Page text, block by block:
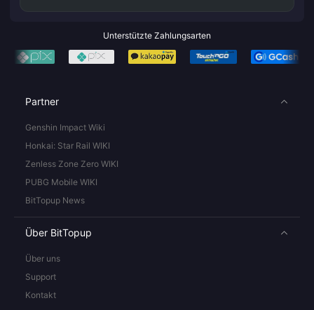
Unterstützte Zahlungsarten
Partner
Genshin Impact Wiki
Honkai: Star Rail WIKI
Zenless Zone Zero WIKI
PUBG Mobile WIKI
BitTopup News
Über BitTopup
Über uns
Support
Kontakt